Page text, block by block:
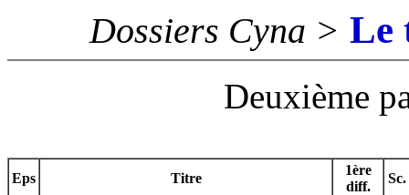
Dossiers Cyna > Le
Deuxième
Eps Titre
1ère
diff.
Sc.